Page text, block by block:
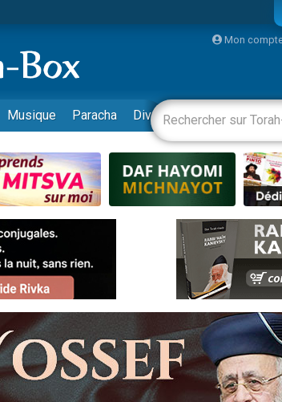
dans un appartement insalubre
aux Orphelins
de Yohan
Mon
Musique Paracha Divertissements Livres